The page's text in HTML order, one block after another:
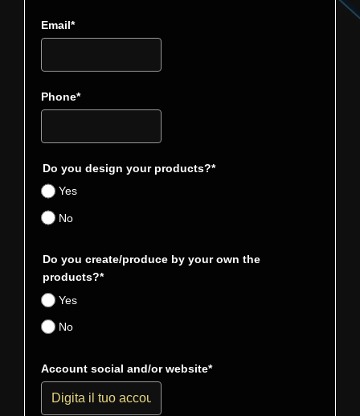
Email*
Phone*
Do you design your products?*
Yes
No
Do you create/produce by your own the
products?*
Yes
No
Account social and/or website*